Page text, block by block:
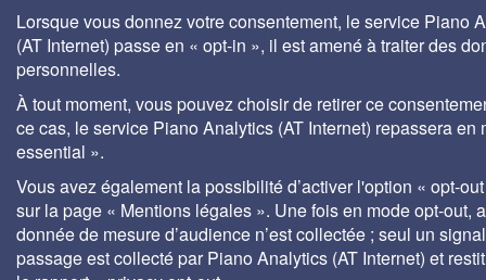
Lorsque vous donnez votre consentement, le service Piano
(AT Internet) passe en « opt-in », il est amené à traiter des
personnelles.
À tout moment, vous pouvez choisir de retirer ce
ce cas, le service Piano Analytics (AT Internet) repassera en
essential ».
Vous avez également la possibilité d’activer l'option « opt-
sur la page « Mentions légales ». Une fois en mode opt-out,
donnée de mesure d’audience n’est collectée ; seul un
passage est collecté par Piano Analytics (AT Internet) et